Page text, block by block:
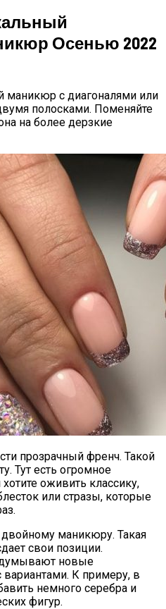
Осенью 2022
маникюр с диагоналями или
полосками. Поменяйте
на более дерзкие
прозрачный френч. Такой
Тут есть огромное
оживить классику,
или стразы, которые
маникюру. Такая
свои позиции.
новые
К примеру, в
немного серебра и
фигур.